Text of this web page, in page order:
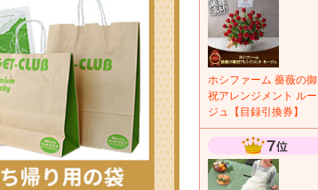
ホシファーム 薔薇の御
祝アレンジメント ルー
ジュ【目録引換券】